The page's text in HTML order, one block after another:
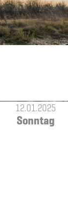
12.01.2025
Sonntag